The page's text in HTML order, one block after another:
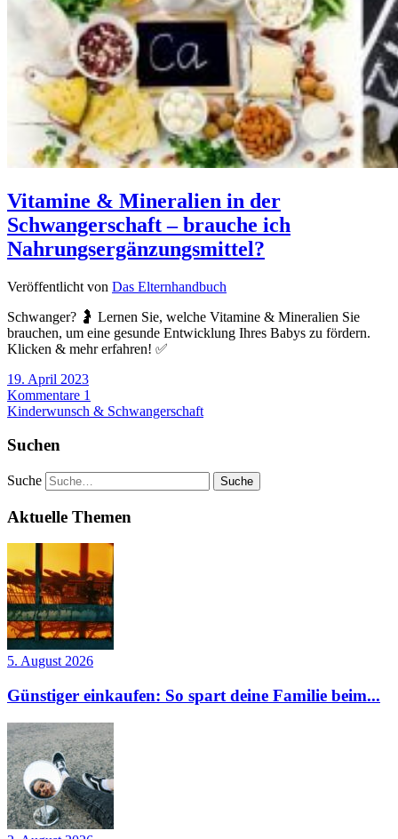
Vitamine & Mineralien in der
Schwangerschaft – brauche ich
Nahrungsergänzungsmittel?
Veröffentlicht von Das Elternhandbuch
Schwanger? 🤰 Lernen Sie, welche Vitamine & Mineralien Sie
brauchen, um eine gesunde Entwicklung Ihres Babys zu fördern.
Klicken & mehr erfahren! ✅
19. April 2023
Kommentare 1
Kinderwunsch & Schwangerschaft
Suchen
Suche
Aktuelle Themen
5. August 2026
Günstiger einkaufen: So spart deine Familie beim...